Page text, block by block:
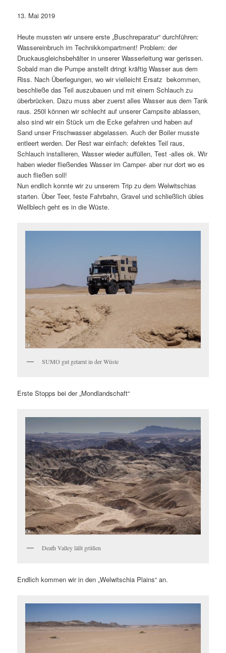
13. Mai 2019
Heute mussten wir unsere erste „Buschreparatur“ durchführen:
Wassereinbruch im Technikkompartment! Problem: der
Druckausgleichsbehälter in unserer Wasserleitung war gerissen.
Sobald man die Pumpe anstellt dringt kräftig Wasser aus dem
Riss. Nach Überlegungen, wo wir vielleicht Ersatz bekommen,
beschließe das Teil auszubauen und mit einem Schlauch zu
überbrücken. Dazu muss aber zuerst alles Wasser aus dem Tank
raus. 250l können wir schlecht auf unserer Campsite ablassen,
also sind wir ein Stück um die Ecke gefahren und haben auf
Sand unser Frischwasser abgelassen. Auch der Boiler musste
entleert werden. Der Rest war einfach: defektes Teil raus,
Schlauch installieren, Wasser wieder auffüllen, Test -alles ok. Wir
haben wieder fließendes Wasser im Camper- aber nur dort wo es
auch fließen soll!
Nun endlich konnte wir zu unserem Trip zu dem Welwitschias
starten. Über Teer, feste Fahrbahn, Gravel und schließlich übles
Wellblech geht es in die Wüste.
SUMO gut getarnt in der Wüste
Erste Stopps bei der „Mondlandschaft“
Death Valley läßt grüßen
Endlich kommen wir in den „Welwitschia Plains“ an.